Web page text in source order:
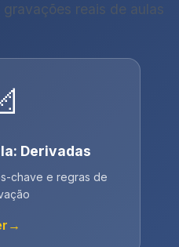
reais de aulas
Derivadas
chave e regras de
→